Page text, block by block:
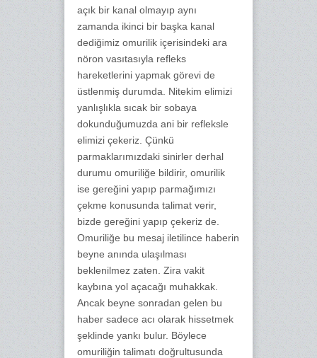
açık bir kanal olmayıp aynı
zamanda ikinci bir başka kanal
dediğimiz omurilik içerisindeki ara
nöron vasıtasıyla refleks
hareketlerini yapmak görevi de
üstlenmiş durumda. Nitekim elimizi
yanlışlıkla sıcak bir sobaya
dokunduğumuzda ani bir refleksle
elimizi çekeriz. Çünkü
parmaklarımızdaki sinirler derhal
durumu omuriliğe bildirir, omurilik
ise gereğini yapıp parmağımızı
çekme konusunda talimat verir,
bizde gereğini yapıp çekeriz de.
Omuriliğe bu mesaj iletilince haberin
beyne anında ulaşılması
beklenilmez zaten. Zira vakit
kaybına yol açacağı muhakkak.
Ancak beyne sonradan gelen bu
haber sadece acı olarak hissetmek
şeklinde yankı bulur. Böylece
omuriliğin talimatı doğrultusunda